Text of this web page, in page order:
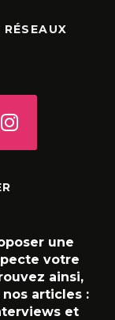
une
votre
ainsi,
articles :
et